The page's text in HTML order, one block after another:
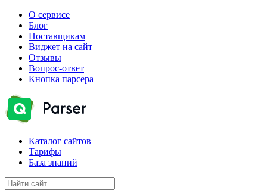
О сервисе
Блог
Поставщикам
Виджет на сайт
Отзывы
Вопрос-ответ
Кнопка парсера
Каталог сайтов
Тарифы
База знаний